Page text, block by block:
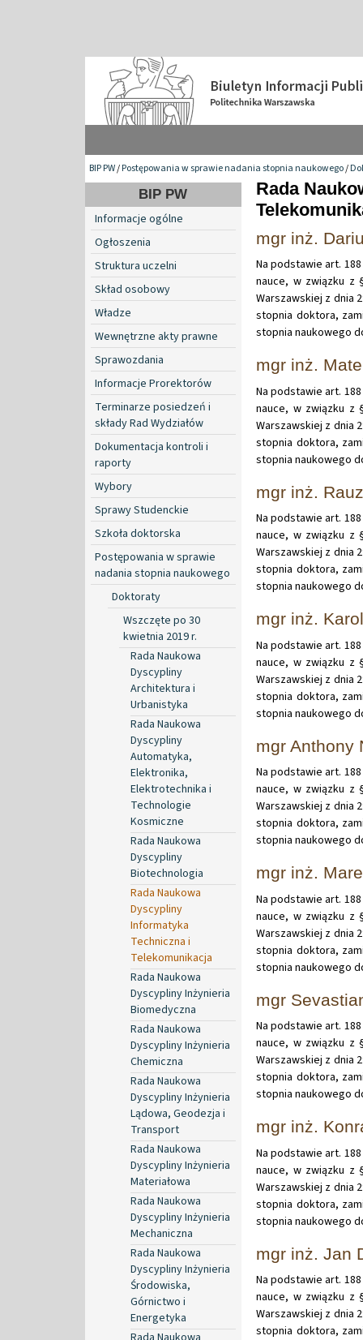
BIP PW/Postępowania w sprawie nadania stopnia naukowego/
BIP PW
Informacje ogólne
Ogłoszenia
Struktura uczelni
Skład osobowy
Władze
Wewnętrzne akty prawne
Sprawozdania
Informacje Prorektorów
Terminarze posiedzeń i
składy Rad Wydziałów
Dokumentacja kontroli i
raporty
Wybory
Sprawy Studenckie
Szkoła doktorska
Postępowania w sprawie
nadania stopnia naukowego
Doktoraty
Wszczęte po 30
kwietnia 2019 r.
Rada Naukowa
Dyscypliny
Architektura i
Urbanistyka
Rada Naukowa
Dyscypliny
Automatyka,
Elektronika,
Elektrotechnika i
Technologie
Kosmiczne
Rada Naukowa
Dyscypliny
Biotechnologia
Rada Naukowa
Dyscypliny
Informatyka
Techniczna i
Telekomunikacja
Rada Naukowa
Dyscypliny Inżynieria
Biomedyczna
Rada Naukowa
Dyscypliny Inżynieria
Chemiczna
Rada Naukowa
Dyscypliny Inżynieria
Lądowa, Geodezja i
Transport
Rada Naukowa
Dyscypliny Inżynieria
Materiałowa
Rada Naukowa
Dyscypliny Inżynieria
Mechaniczna
Rada Naukowa
Dyscypliny Inżynieria
Środowiska,
Górnictwo i
Energetyka
Rada
mgr inż.
Na podstawie art.
nauce, w związku z
Warszawskiej z dnia
stopnia doktora,
stopnia naukowego
mgr inż.
Na podstawie art.
nauce, w związku z
Warszawskiej z dnia
stopnia doktora,
stopnia naukowego
mgr inż.
Na podstawie art.
nauce, w związku z
Warszawskiej z dnia
stopnia doktora,
stopnia naukowego
mgr inż.
Na podstawie art.
nauce, w związku z
Warszawskiej z dnia
stopnia doktora,
stopnia naukowego
mgr Anthony
Na podstawie art.
nauce, w związku z
Warszawskiej z dnia
stopnia doktora,
stopnia naukowego
mgr inż.
Na podstawie art.
nauce, w związku z
Warszawskiej z dnia
stopnia doktora,
stopnia naukowego
mgr
Na podstawie art.
nauce, w związku z
Warszawskiej z dnia
stopnia doktora,
stopnia naukowego
mgr inż.
Na podstawie art.
nauce, w związku z
Warszawskiej z dnia
stopnia doktora,
stopnia naukowego
mgr inż. Jan
Na podstawie art.
nauce, w związku z
Warszawskiej z dnia
stopnia doktora,